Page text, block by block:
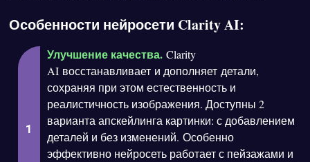
Особенности нейросети Clarity AI:
Улучшение качества. Clarity
AI восстанавливает и дополняет детали,
сохраняя при этом естественность и
реалистичность изображения. Доступны 2
варианта апскейлинга картинки: с добавлением
деталей и без изменений. Особенно
эффективно нейросеть работает с пейзажами и